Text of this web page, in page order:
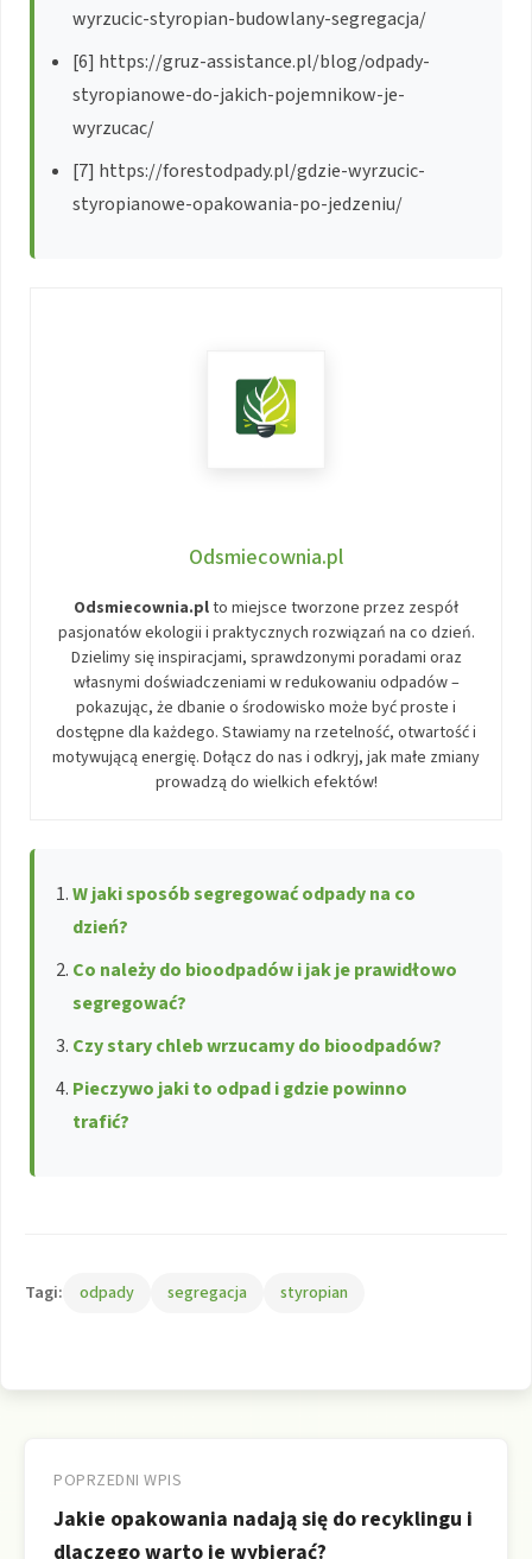
wyrzucic-styropian-budowlany-segregacja/
[6] https://gruz-assistance.pl/blog/odpady-
styropianowe-do-jakich-pojemnikow-je-
wyrzucac/
[7] https://forestodpady.pl/gdzie-wyrzucic-
styropianowe-opakowania-po-jedzeniu/
Odsmiecownia.pl
Odsmiecownia.plto miejsce tworzone przez zespół
pasjonatów ekologii i praktycznych rozwiązań na co dzień.
Dzielimy się inspiracjami, sprawdzonymi poradami oraz
własnymi doświadczeniami w redukowaniu odpadów –
pokazując, że dbanie o środowisko może być proste i
dostępne dla każdego. Stawiamy na rzetelność, otwartość i
motywującą energię. Dołącz do nas i odkryj, jak małe zmiany
prowadzą do wielkich efektów!
W jaki sposób segregować odpady na co
dzień?
Co należy do bioodpadów i jak je prawidłowo
segregować?
Czy stary chleb wrzucamy do bioodpadów?
Pieczywo jaki to odpad i gdzie powinno
trafić?
Tagi: odpady segregacja styropian
wpisu
POPRZEDNI WPIS
Jakie opakowania nadają się do recyklingu i
dlaczego warto je wybierać?